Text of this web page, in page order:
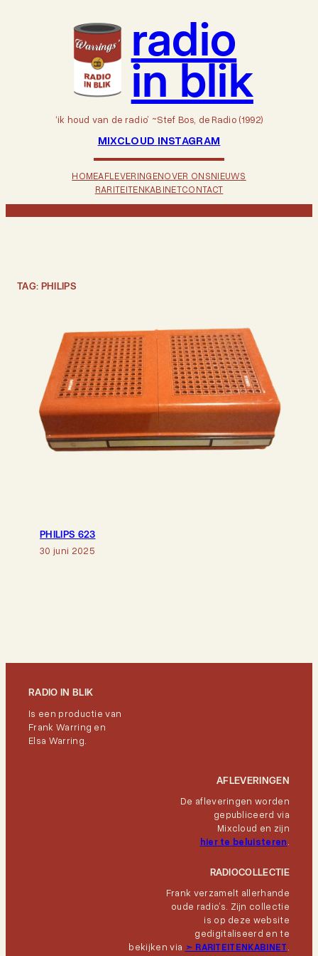
radio
in blik
‘ik houd van de radio’ ~Stef Bos, de Radio (1992)
MIXCLOUD INSTAGRAM
HOMEAFLEVERINGENOVER ONSNIEUWS
RARITEITENKABINETCONTACT
TAG: PHILIPS
PHILIPS 623
30 juni 2025
RADIO IN BLIK
Is een productie van
Frank Warring en
Elsa Warring.
AFLEVERINGEN
De afleveringen worden
gepubliceerd via
Mixcloud en zijn
hier te beluisteren.
RADIOCOLLECTIE
Frank verzamelt allerhande
oude radio’s. Zijn collectie
is op deze website
gedigitaliseerd en te
bekijken via ➣ RARITEITENKABINET.